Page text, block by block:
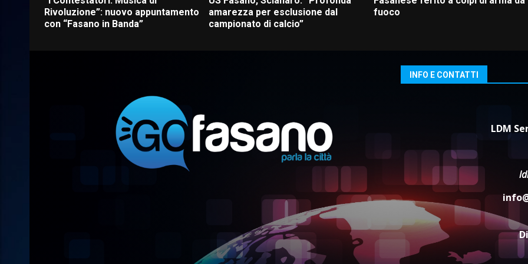
Rivoluzione”: nuovo appuntamento
con “Fasano in Banda”
amarezza per esclusione dal
campionato di calcio”
fuoco
INFO E CONTATTI
LDM